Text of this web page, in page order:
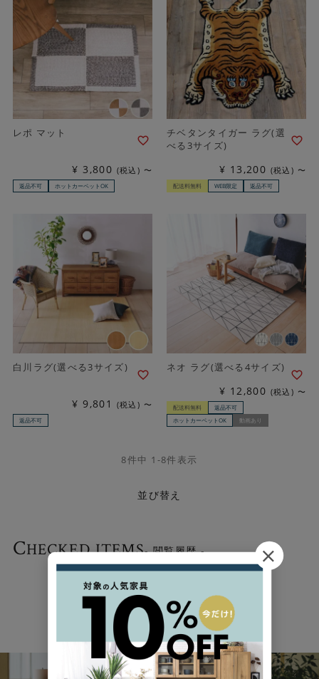
レポ マット
¥ 3,800 税込 〜
返品不可 ホットカーペットOK
チベタンタイガー ラグ(選
べる3サイズ)
¥ 13,200 税込 〜
配送料無料 WEB限定 返品不可
白川ラグ(選べる3サイズ)
¥ 9,801 税込 〜
返品不可
ネオ ラグ(選べる4サイズ)
¥ 12,800 税込 〜
配送料無料
返品不可
ホットカーペットOK
動画あり
並び替え
8件中 1 -8件表示
CHECKED ITEMS- 閲覧履歴 -
MORE